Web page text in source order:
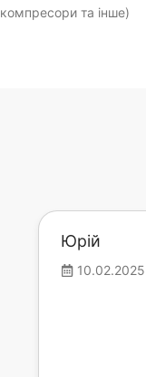
компресори та інше)
Юрій
10.02.2025